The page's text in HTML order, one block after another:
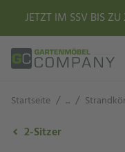
JETZT IM SSV BIS
Startseite / ... /
2-Sitzer